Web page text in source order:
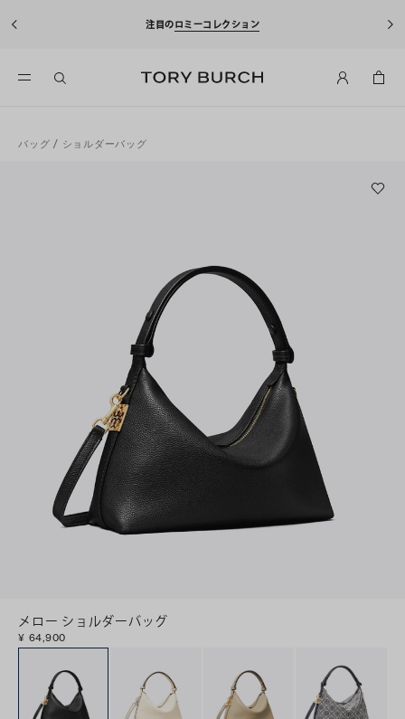
注目のロミーコレクション
バッグ / ショルダーバッグ
メロー ショルダーバッグ
¥ 64,900